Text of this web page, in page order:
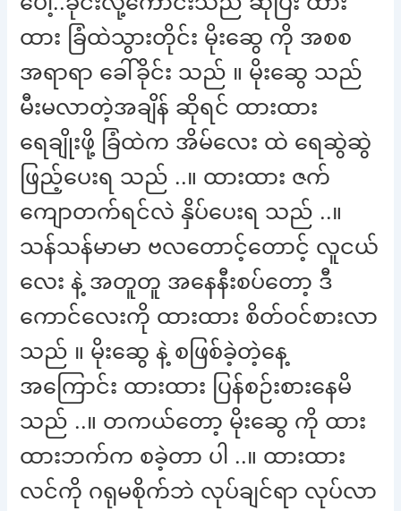
ထား ခြံထဲသွားတိုင်း မိုးဆွေ ကို အစစ
အရာရာ ခေါ်ခိုင်း သည် ။ မိုးဆွေ သည်
မီးမလာတဲ့အချိန် ဆိုရင် ထားထား
ရေချိုးဖို့ ခြံထဲက အိမ်လေး ထဲ ရေဆွဲဆွဲ
ဖြည့်ပေးရ သည် ..။ ထားထား ဇက်
ကျောတက်ရင်လဲ နှိပ်ပေးရ သည် ..။
သန်သန်မာမာ ဗလတောင့်တောင့် လူငယ်
လေး နဲ့ အတူတူ အနေနီးစပ်တော့ ဒီ
ကောင်လေးကို ထားထား စိတ်ဝင်စားလာ
သည် ။ မိုးဆွေ နဲ့ စဖြစ်ခဲ့တဲ့နေ့
အကြောင်း ထားထား ပြန်စဉ်းစားနေမိ
သည် ..။ တကယ်တော့ မိုးဆွေ ကို ထား
ထားဘက်က စခဲ့တာ ပါ ..။ ထားထား
လင်ကို ဂရုမစိုက်ဘဲ လုပ်ချင်ရာ လုပ်လာ